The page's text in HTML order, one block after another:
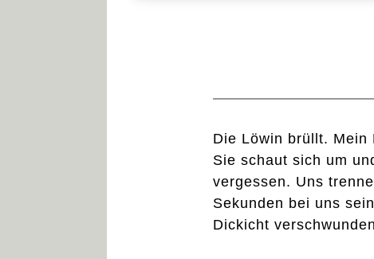
Die Löwin brüllt.
Sie schaut sich um
vergessen. Uns
Sekunden bei uns
Dickicht